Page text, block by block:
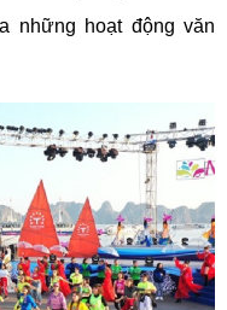
những hoạt động văn